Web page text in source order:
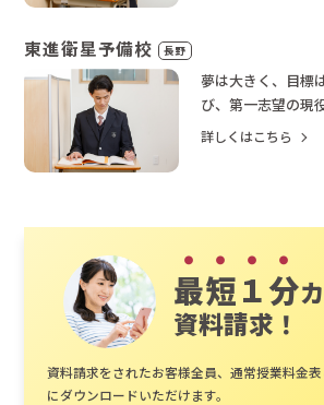
東進衛星予備校 長野
夢は大きく、目標
び、第一志望の現
詳しくはこちら
最短１分
資料請求！
資料請求をされたお客様全員、通常授業料金
にダウンロードいただけます。